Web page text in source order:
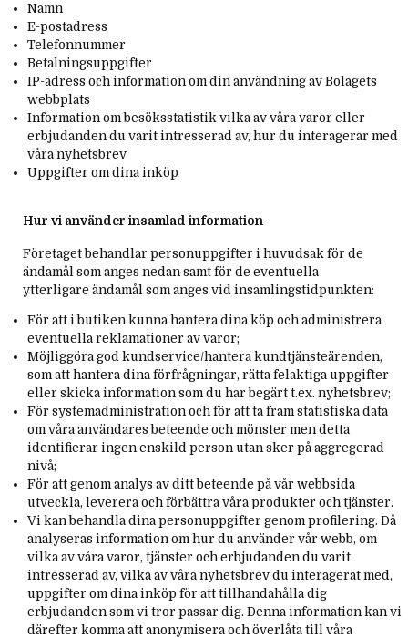
Namn
E-postadress
Telefonnummer
Betalningsuppgifter
IP-adress och information om din användning av Bolagets
webbplats
Information om besöksstatistik vilka av våra varor eller
erbjudanden du varit intresserad av, hur du interagerar med
våra nyhetsbrev
Uppgifter om dina inköp
​Hur vi använder insamlad information
Företaget behandlar personuppgifter i huvudsak för de
ändamål som anges nedan samt för de eventuella
ytterligare ändamål som anges vid insamlingstidpunkten:
För att i butiken kunna hantera dina köp och administrera
eventuella reklamationer av varor;
Möjliggöra god kundservice/hantera kundtjänsteärenden,
som att hantera dina förfrågningar, rätta felaktiga uppgifter
eller skicka information som du har begärt t.ex. nyhetsbrev;
För systemadministration och för att ta fram statistiska data
om våra användares beteende och mönster men detta
identifierar ingen enskild person utan sker på aggregerad
nivå;
För att genom analys av ditt beteende på vår webbsida
utveckla, leverera och förbättra våra produkter och tjänster.
Vi kan behandla dina personuppgifter genom profilering. Då
analyseras information om hur du använder vår webb, om
vilka av våra varor, tjänster och erbjudanden du varit
intresserad av, vilka av våra nyhetsbrev du interagerat med,
uppgifter om dina inköp för att tillhandahålla dig
erbjudanden som vi tror passar dig. Denna information kan vi
därefter komma att anonymisera och överlåta till våra